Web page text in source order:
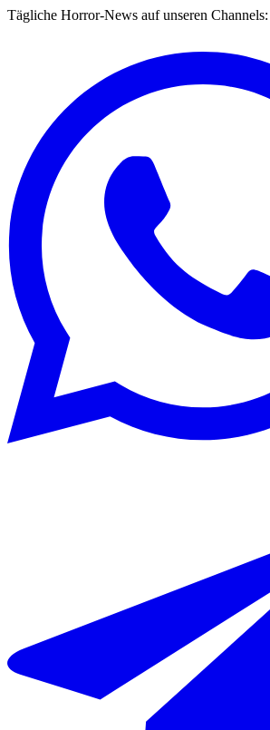
Tägliche Horror-News auf unseren Channels: